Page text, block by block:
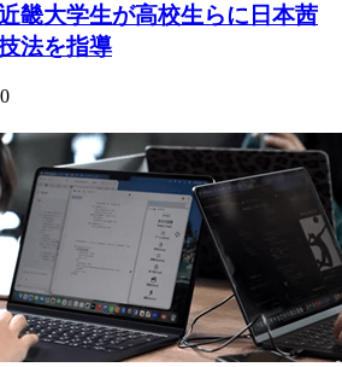
畿大学生が高校生らに日本茜
法を指導